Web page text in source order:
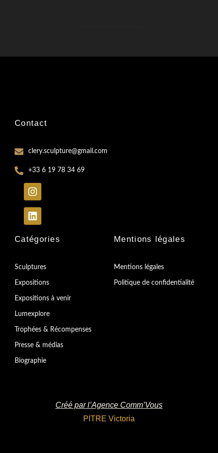
Contact
clery.sculpture@gmail.com
+33 6 19 78 34 69
Catégories
Sculptures
Expositions
Expositions à venir
Lumexplore
Trophées & Récompenses
Presse & médias
Biographie
Mentions légales
Mentions légales
Politique de confidentialité
Créé par l’Agence Comm’Vous
PITRE Victoria